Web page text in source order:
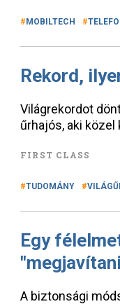
MOBILTECH
Rekord,
Világrekordot
űrhajós, aki
FIRST CLASS
TUDOMÁNY
Egy
A biztonsági